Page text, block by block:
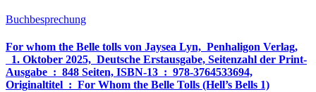
Buchbesprechung
For whom the Belle tolls von Jaysea Lyn, ‎ Penhaligon Verlag,
‎ 1. Oktober 2025, ‎ Deutsche Erstausgabe, Seitenzahl der Print-
Ausgabe ‏ : ‎ 848 Seiten, ISBN-13 ‏ : ‎ 978-3764533694,
Originaltitel ‏ : ‎ For Whom the Belle Tolls (Hell’s Bells 1)